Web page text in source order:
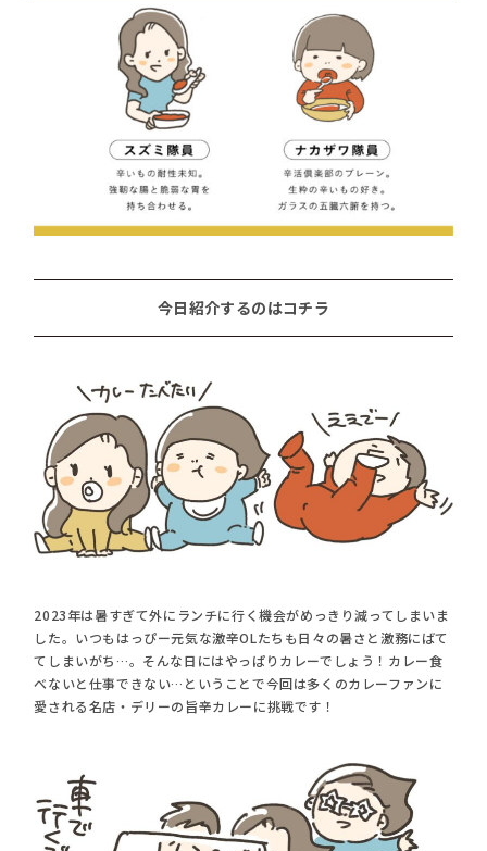
今日紹介するのはコチラ
2023年は暑すぎて外にランチに行く機会がめっきり減ってしまいま
した。いつもはっぴー元気な激辛OLたちも日々の暑さと激務にばて
てしまいがち…。そんな日にはやっぱりカレーでしょう！カレー食
べないと仕事できない…ということで今回は多くのカレーファンに
愛される名店・デリーの旨辛カレーに挑戦です！